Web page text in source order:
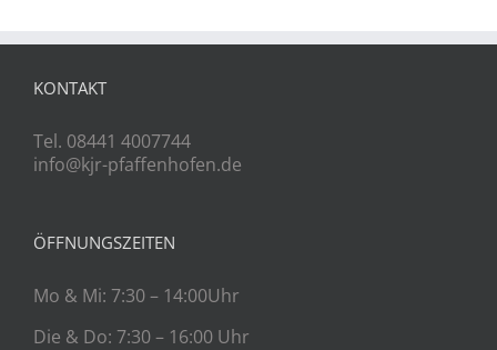
KONTAKT
Tel. 08441 4007744
info@kjr-pfaffenhofen.de
ÖFFNUNGSZEITEN
Mo & Mi: 7:30 – 14:00Uhr
Die & Do: 7:30 – 16:00 Uhr